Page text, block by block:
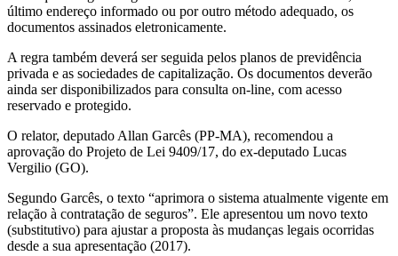
último endereço informado ou por outro método adequado, os
documentos assinados eletronicamente.
A regra também deverá ser seguida pelos planos de previdência
privada e as sociedades de capitalização. Os documentos deverão
ainda ser disponibilizados para consulta on-line, com acesso
reservado e protegido.
O relator, deputado Allan Garcês (PP-MA), recomendou a
aprovação do Projeto de Lei 9409/17, do ex-deputado Lucas
Vergilio (GO).
Segundo Garcês, o texto “aprimora o sistema atualmente vigente em
relação à contratação de seguros”. Ele apresentou um novo texto
(substitutivo) para ajustar a proposta às mudanças legais ocorridas
desde a sua apresentação (2017).